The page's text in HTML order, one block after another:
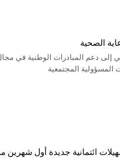
الصحية
إلى دعم المبادرات الوطنية في
المسؤولية المجتمعية
315 مليار جنيه تسهيلات ائتمانية جديدة أول